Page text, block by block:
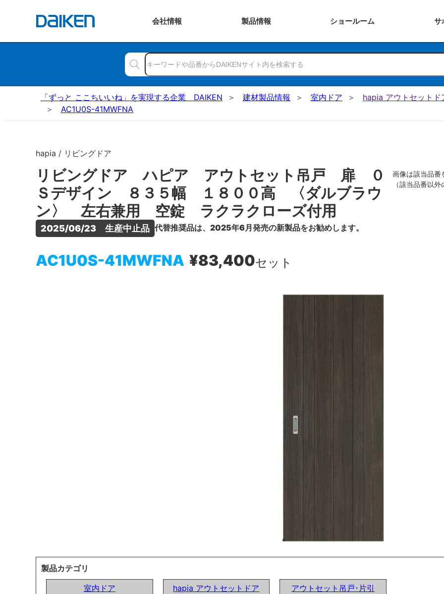
会社情報 製品情報 ショールーム サ
「ずっと ここちいいね」を実現する企業 DAIKEN 建材製品情報 室内ドア
hapia アウトセットド
AC1U0S-41MWFNA
hapia / リビングドア
リビングドア ハピア アウトセット吊戸 扉 ０
Ｓデザイン ８３５幅 １８００高 〈ダルブラウ
ン〉 左右兼用 空錠 ラクラクローズ付用
2025/06/23　生産中止品 代替推奨品は、2025年6月発売の新製品をお勧めします。
AC1U0S-41MWFNA ¥83,400セット
画像は該当品番
（該当品番以
製品カテゴリ
室内ドア
hapia アウトセットドア アウトセット吊戸･片引